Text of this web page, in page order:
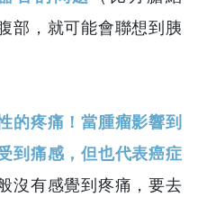
部，就可能會聯想到胰
的疼痛！當腫瘤影響到
到痛感，但也代表癌症
沒有感覺到疼痛，要去